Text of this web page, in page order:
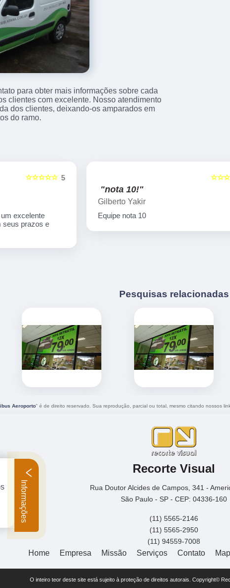
para obter mais informações sobre cada
clientes com excelente. Nosso atendimento
dos clientes, deixando-os amparados em
do ramo.
5
☆☆☆☆☆
excelente
seus prazos e
"nota 10!"
Gilberto Yakir
Equipe nota 10
Pesquisas relacionadas
Aeroporto" é de direito reservado. Sua reprodução, parcial ou total, mesmo citando nossos
Recorte Visual
Rua Doutor Alcides de Campos, 341 -
São Paulo - SP - CEP: 04336-160
(11) 5565-2146
(11) 5565-2950
(11) 94559-7008
Home Empresa Missão Serviços Contato
O inteiro teor deste site está sujeito à proteção de direitos autorais. Copyright©
Informações